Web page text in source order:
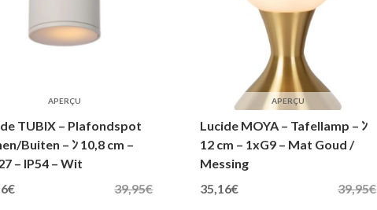
TUBIX – Plafondspot
Buiten – ﾝ 10,8 cm –
– IP54 – Wit
39,95€
was: 39,95€.
€Huidige prijs is: 35,16€.
APERÇU
Lucide MOYA – Tafellamp – ﾝ
12 cm – 1xG9 – Mat Goud /
Messing
39,95€
Oorspronkelijke prijs was: 39,95€.
35,16€Huidige prijs is: 35,16€.
APERÇU